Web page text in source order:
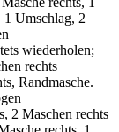
1 Umschlag, 2
wiederholen;
rechts
Randmasche.
2 Maschen rechts